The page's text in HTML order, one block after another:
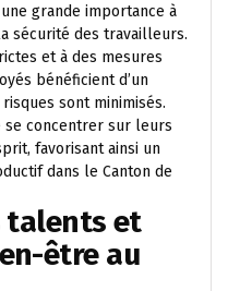
grande importance à
sécurité des travailleurs.
et à des mesures
bénéficient d’un
sont minimisés.
se concentrer sur leurs
favorisant ainsi un
dans le Canton de
talents et
être au